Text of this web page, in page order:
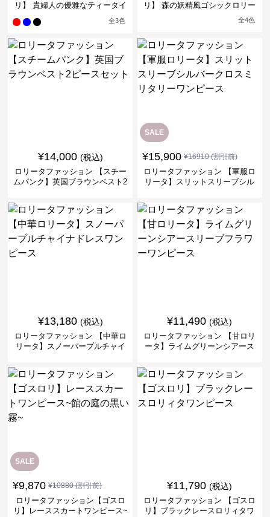
リ】 貴婦人の優雅なティータイ
全3色
リ】 森の妖精風ゴシックロリー
全4色
¥14,000 (税込)
ロリータファッション 【スチー
ムパンク】英国ブラウンベスト2
SALE
¥15,900 ¥16910(割引前)
ロリータファッション 【軍服ロ
リータ】スリットスリーブシル
¥13,180 (税込)
ロリータファッション 【中華ロ
リータ】スノーパープルチャイ
¥11,490 (税込)
ロリータファッション 【甘ロリ
ータ】ライムグリーンシアース
SALE
¥9,870 ¥10880(割引前)
ロリータファッション【ゴスロ
リ】レーススカートワンピース~
¥11,790 (税込)
ロリータファッション 【ゴスロ
リ】ブラックレースロリィタワ